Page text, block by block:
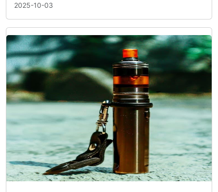
2025-10-03